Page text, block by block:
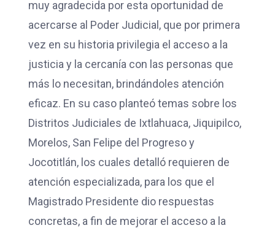
muy agradecida por esta oportunidad de
acercarse al Poder Judicial, que por primera
vez en su historia privilegia el acceso a la
justicia y la cercanía con las personas que
más lo necesitan, brindándoles atención
eficaz. En su caso planteó temas sobre los
Distritos Judiciales de Ixtlahuaca, Jiquipilco,
Morelos, San Felipe del Progreso y
Jocotitlán, los cuales detalló requieren de
atención especializada, para los que el
Magistrado Presidente dio respuestas
concretas, a fin de mejorar el acceso a la